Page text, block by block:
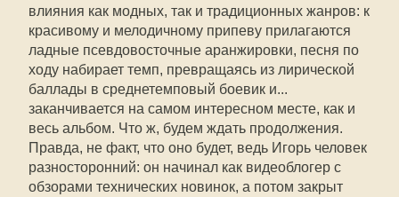
влияния как модных, так и традиционных жанров: к
красивому и мелодичному припеву прилагаются
ладные псевдовосточные аранжировки, песня по
ходу набирает темп, превращаясь из лирической
баллады в среднетемповый боевик и...
заканчивается на самом интересном месте, как и
весь альбом. Что ж, будем ждать продолжения.
Правда, не факт, что оно будет, ведь Игорь человек
разносторонний: он начинал как видеоблогер с
обзорами технических новинок, а потом закрыт